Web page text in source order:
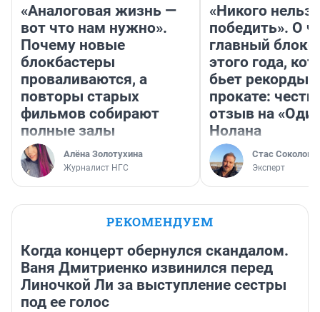
«Аналоговая жизнь —
вот что нам нужно».
Почему новые
блокбастеры
проваливаются, а
повторы старых
фильмов собирают
полные залы
Алёна Золотухина
Журналист НГС
«Никого нельзя
победить». О
главный
этого года,
бьет рекорды в
прокате:
отзыв на
Нолана
Стас Соколов
Эксперт
РЕКОМЕНДУЕМ
Когда концерт обернулся скандалом.
Ваня Дмитриенко извинился перед
Линочкой Ли за выступление сестры
под ее голос